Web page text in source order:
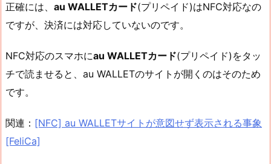
正確には、 au WALLETカード(プリペイド)はNFC対応なの
ですが、決済には対応していないのです。
NFC対応のスマホにau WALLETカード(プリペイド)をタッ
チで読ませると、au WALLETのサイトが開くのはそのため
です。
関連： [NFC] au WALLETサイトが意図せず表示される事象
[FeliCa]